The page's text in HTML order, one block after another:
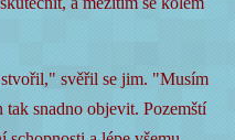
svěřil se jim. "Musím
tak snadno objevit. Pozemští